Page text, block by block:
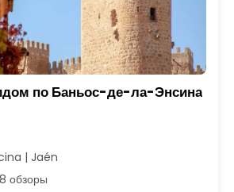
по Баньос-де-ла-Энсина
| Jaén
обзоры